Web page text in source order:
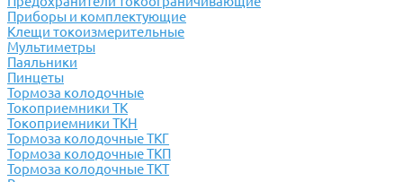
Приборы и комплектующие
Клещи токоизмерительные
Мультиметры
Паяльники
Пинцеты
Тормоза колодочные
Токоприемники ТК
Токоприемники ТКН
Тормоза колодочные ТКГ
Тормоза колодочные ТКП
Тормоза колодочные ТКТ